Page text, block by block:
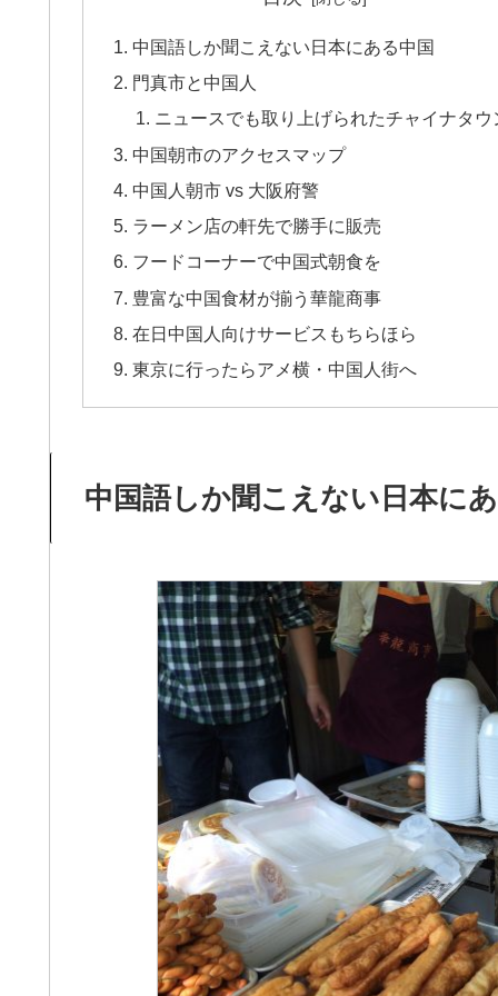
中国語しか聞こえない日本にある中国
門真市と中国人
ニュースでも取り上げられたチャイナタウ
中国朝市のアクセスマップ
中国人朝市 vs 大阪府警
ラーメン店の軒先で勝手に販売
フードコーナーで中国式朝食を
豊富な中国食材が揃う華龍商事
在日中国人向けサービスもちらほら
東京に行ったらアメ横・中国人街へ
中国語しか聞こえない日本に